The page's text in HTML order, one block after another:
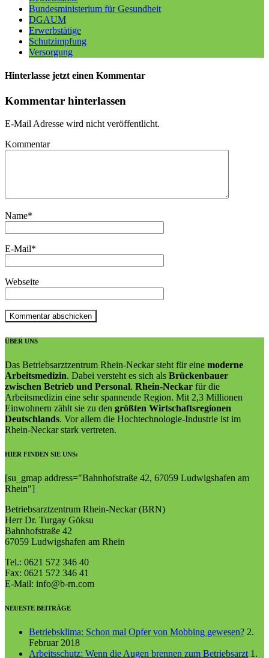
Bundesministerium für Gesundheit
DGAUM
Erwerbstätige
Schutzimpfung
Versorgung
Hinterlasse jetzt einen Kommentar
Kommentar hinterlassen
E-Mail Adresse wird nicht veröffentlicht.
Kommentar
Name*
E-Mail*
Webseite
ÜBER UNS
Das Betriebsarztzentrum Rhein-Neckar steht für eine moderne
Arbeitsmedizin. Dabei versteht es sich als Brückenbauer
zwischen Betrieb und Personal. Rhein-Neckar für die
Arbeitsmedizin eine sehr spannende Region. Mit 2,3 Millionen
Einwohnern zählt sie zu den größten Wirtschaftsregionen
Deutschlands. Vor allem die Hochtechnologie-Industrie ist im
Rhein-Neckar stark vertreten.
HIER FINDEN SIE UNS:
[su_gmap address="Bahn­hof­straße 42, 67059 Lud­wigs­ha­fen am
Rhein"]
Betriebsarztzentrum Rhein-Neckar (BRN)
Herr Dr. Turgay Göksu
Bahnhofstraße 42
67059 Ludwigshafen am Rhein
Tel.: 0621 572 346 40
Fax: 0621 572 346 41
E-Mail: info@b-rn.com
NEUESTE BEITRÄGE
Betriebsklima: Schon mal Opfer von Mobbing gewesen? 2.
Februar 2018
Arbeitsschutz: Wenn die Augen brennen zum Betriebsarzt 1.